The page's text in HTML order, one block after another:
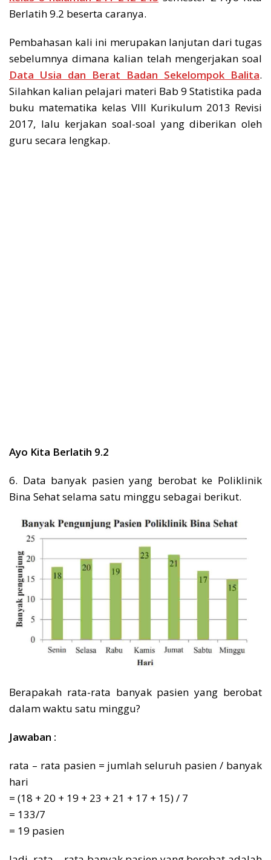
Berlatih 9.2 beserta caranya.
Pembahasan kali ini merupakan lanjutan dari tugas
sebelumnya dimana kalian telah mengerjakan soal
Data Usia dan Berat Badan Sekelompok Balita.
Silahkan kalian pelajari materi Bab 9 Statistika pada
buku matematika kelas VIII Kurikulum 2013 Revisi
2017, lalu kerjakan soal-soal yang diberikan oleh
guru secara lengkap.
Ayo Kita Berlatih 9.2
6. Data banyak pasien yang berobat ke Poliklinik
Bina Sehat selama satu minggu sebagai berikut.
Berapakah rata-rata banyak pasien yang berobat
dalam waktu satu minggu?
Jawaban :
rata – rata pasien = jumlah seluruh pasien / banyak
hari
= (18 + 20 + 19 + 23 + 21 + 17 + 15) / 7
= 133/7
= 19 pasien